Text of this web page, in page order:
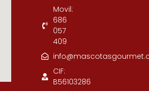
Movil:
686
057
409
CIF:
B56103286